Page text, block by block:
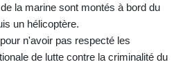
la marine sont montés à bord du
un hélicoptère.
n'avoir pas respecté les
de lutte contre la criminalité du